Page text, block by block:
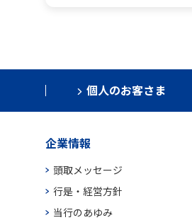
個人のお客さま
企業情報
頭取メッセージ
行是・経営方針
当行のあゆみ